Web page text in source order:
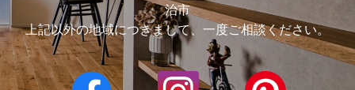
治市
上記以外の地域につきまして、一度ご相談ください。